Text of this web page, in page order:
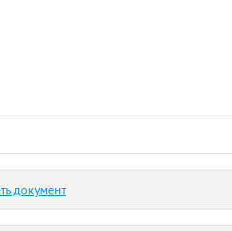
документ